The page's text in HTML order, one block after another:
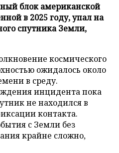
блок американской
в 2025 году, упал на
спутника Земли,
космического
ожидалось около
в среду.
инцидента пока
не находился в
контакта.
с Земли без
крайне сложно,